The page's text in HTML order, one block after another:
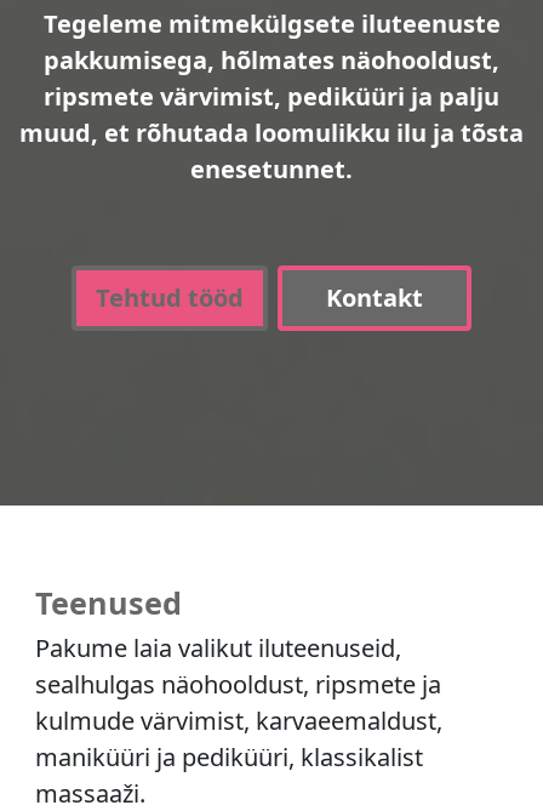
Tegeleme mitmekülgsete iluteenuste
pakkumisega, hõlmates näohooldust,
ripsmete värvimist, pediküüri ja palju
muud, et rõhutada loomulikku ilu ja tõsta
enesetunnet.
Tehtud tööd Kontakt
Teenused
Pakume laia valikut iluteenuseid,
sealhulgas näohooldust, ripsmete ja
kulmude värvimist, karvaeemaldust,
maniküüri ja pediküüri, klassikalist
massaaži.